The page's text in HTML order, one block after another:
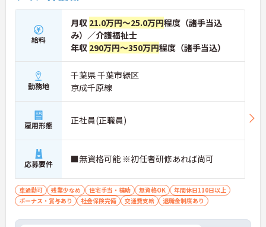
・ご入居者様の生活全体を支える役割です
・社会保険完備で安心して勤務できます
・退職金制度を設けています
・昇給、賞与制度があります
給料
月収 21.0万円～25.0万円程度（諸手当込
み）／介護福祉士
年収 290万円～350万円程度（諸手当込）
勤務地
千葉県 千葉市緑区
京成千原線
雇用形態 正社員(正職員)
応募要件 ■無資格可能 ※初任者研修あれば尚可
車通勤可 残業少なめ 住宅手当・補助 無資格OK
年間休日110日以上
ボーナス・賞与あり
社会保険完備 交通費支給 退職金制度あり